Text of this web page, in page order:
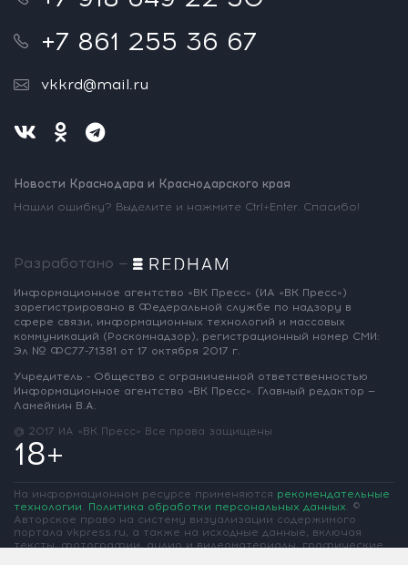
+7 861 255 36 67
vkkrd@mail.ru
Новости Краснодара и Краснодарского края
Нашли ошибку? Выделите и нажмите Ctrl+Enter. Спасибо!
Разработано —
Информационное агентство «ВК Пресс» (ИА «ВК Пресс»)
зарегистрировано в Федеральной службе по надзору в
сфере связи, информационных технологий и массовых
коммуникаций (Роскомнадзор), регистрационный номер СМИ:
Эл № ФС77-71381 от 17 октября 2017 г.
Учредитель - Общество с ограниченной ответственностью
Информационное агентство «ВК Пресс». Главный редактор —
Ламейкин В.А.
@ 2017 ИА «ВК Пресс» Все права защищены
18+
На информационном ресурсе применяются рекомендательные
технологии. Политика обработки персональных данных. ©
Авторское право на систему визуализации содержимого
портала vkpress.ru, а также на исходные данные, включая
тексты, фотографии, аудио и видеоматериалы, графические